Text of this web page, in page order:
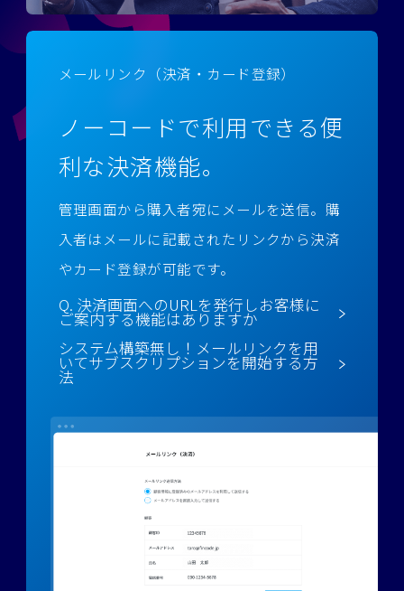
メールリンク（決済・カード登録）
ノーコードで利用できる便
利な決済機能。
管理画面から購入者宛にメールを送信。購
入者はメールに記載されたリンクから決済
やカード登録が可能です。
Q. 決済画面へのURLを発行しお客様に
ご案内する機能はありますか
システム構築無し！メールリンクを用
いてサブスクリプションを開始する方
法